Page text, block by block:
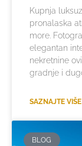
Kupnja
pronalaska
more.
elegantan
nekretnine
gradnje i
SAZNAJTE
BLOG